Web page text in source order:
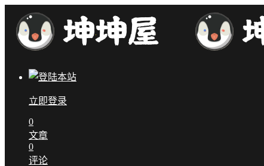
立即登录
0
文章
0
评论